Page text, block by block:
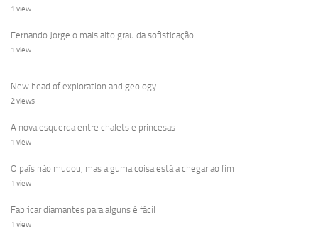
1 view
Fernando Jorge o mais alto grau da sofisticação
1 view
New head of exploration and geology
2 views
A nova esquerda entre chalets e princesas
1 view
O país não mudou, mas alguma coisa está a chegar ao fim
1 view
Fabricar diamantes para alguns é fácil
1 view